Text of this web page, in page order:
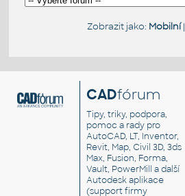
Zobrazit jako: Mobilní|
CADfórum
Tipy, triky, podpora,
pomoc a rady pro
AutoCAD, LT, Inventor,
Revit, Map, Civil 3D, 3ds
Max, Fusion, Forma,
Vault, PowerMill a další
Autodesk aplikace
(support firmy